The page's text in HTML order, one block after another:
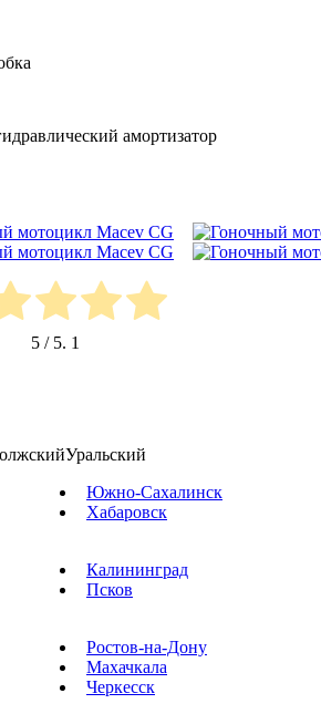
амортизатор
5 / 5. 1
Уральский
Южно-Сахалинск
Хабаровск
Калининград
Псков
Ростов-на-Дону
Махачкала
Черкесск